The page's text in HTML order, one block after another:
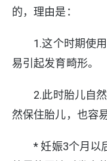
的，理由是：
1.这个时期使用
易引起发育畸形。
2.此时胎儿自然
然保住胎儿，也容
* 妊娠3个月以后